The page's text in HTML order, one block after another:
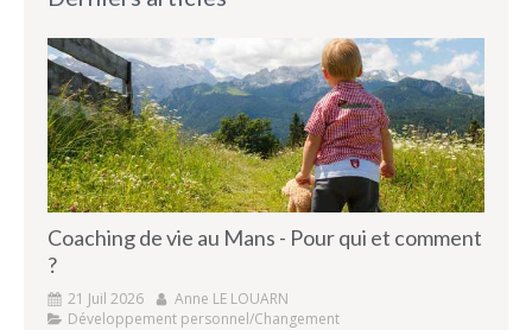
Coaching de vie au Mans - Pour qui et comment
?
21 Juil 2026
Anne LE LOUARN
Développement personnel/Changement